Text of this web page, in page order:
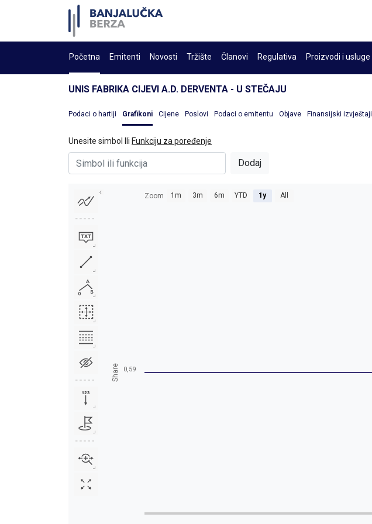
Početna Emitenti Novosti Tržište Članovi Regulativa Proizvodi i usluge
UNIS FABRIKA CIJEVI A.D. DERVENTA - U STEČAJU
Podaci o hartiji Grafikoni Cijene Poslovi Podaci o emitentu Objave Finansijski izvještaji
Unesite simbol Ili Funkciju za poređenje
Dodaj
Share
Zoom 1m 3m 6m YTD 1y All
0,59